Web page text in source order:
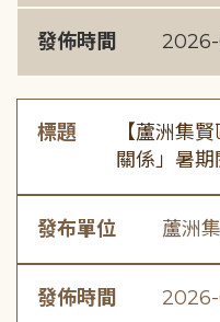
發佈時間
標題
【蘆洲集
關係」暑
發布單位 蘆洲
發佈時間